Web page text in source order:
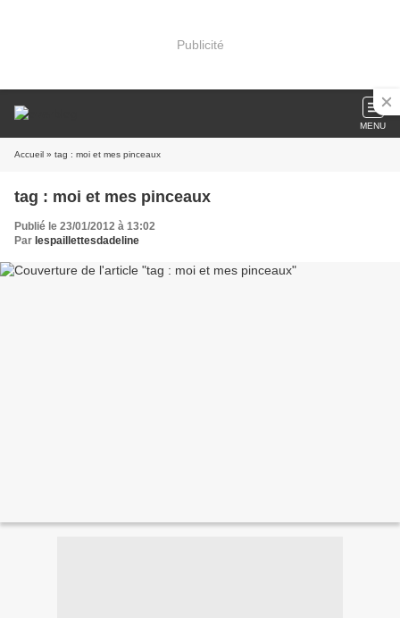
Publicité
MENU
Accueil » tag : moi et mes pinceaux
tag : moi et mes pinceaux
Publié le 23/01/2012 à 13:02
Par lespaillettesdadeline